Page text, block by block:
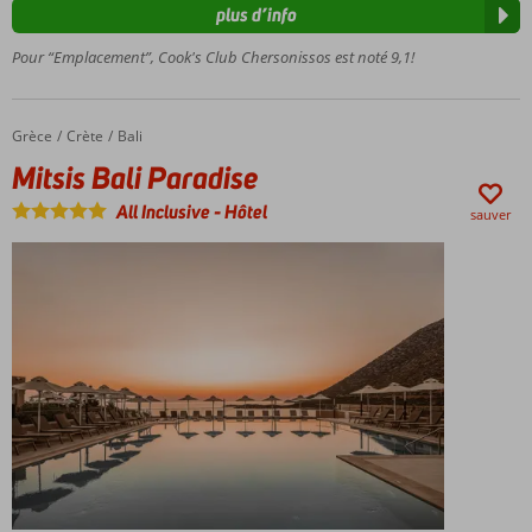
choix de
chambres
de luxe
vous dans
le sauna
Pour “Emplacement”, Cook's Club Chersonissos est noté 9,1!
plus d’info
Accueil
Grèce Crète Bali
Mitsis Bali Paradise
Mitsis Bali Paradise
All Inclusive-Hôtel sauver